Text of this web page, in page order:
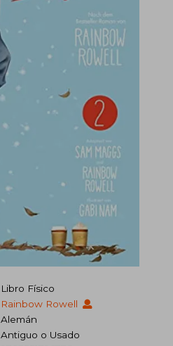
Libro Físico
Rainbow Rowell
Alemán
Antiguo o Usado